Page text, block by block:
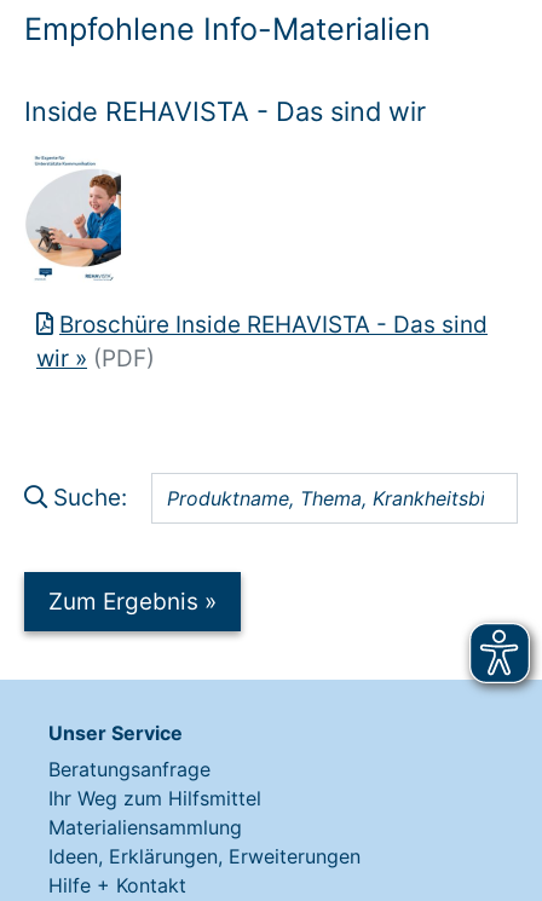
Empfohlene Info-Materialien
Inside REHAVISTA - Das sind wir
Broschüre Inside REHAVISTA - Das sind
wir » (PDF)
Suche:
Zum Ergebnis »
Unser Service
Beratungsanfrage
Ihr Weg zum Hilfsmittel
Materialiensammlung
Ideen, Erklärungen, Erweiterungen
Hilfe + Kontakt